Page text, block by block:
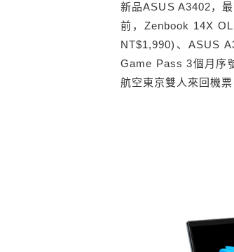
新品ASUS A3402，
前， Zenbook 14X
NT$1,990) 、ASUS
Game Pass 3個月序
航空東京雙人來回機票